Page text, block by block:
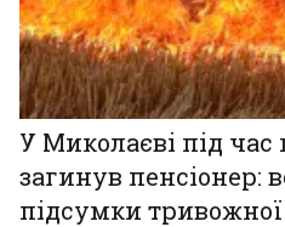
У Миколаєві під час
загинув пенсіонер:
підсумки